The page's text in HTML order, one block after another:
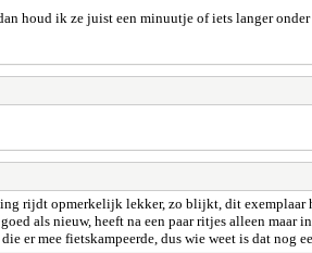
houd ik ze juist een minuutje of iets langer
rijdt opmerkelijk lekker, zo blijkt, dit exemplaar
als nieuw, heeft na een paar ritjes alleen maar
er mee fietskampeerde, dus wie weet is dat nog